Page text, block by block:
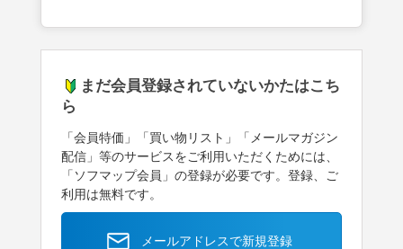
まだ会員登録されていないかたはこち
ら
「会員特価」「買い物リスト」「メールマガジン
配信」等のサービスをご利用いただくためには、
「ソフマップ会員」の登録が必要です。登録、ご
利用は無料です。
メールアドレスで新規登録